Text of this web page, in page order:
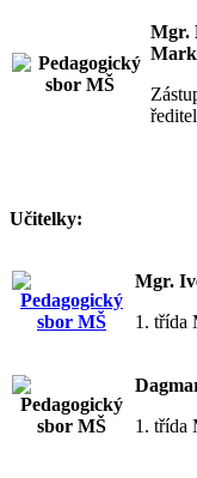
Mgr.
Mgr.
1. třída
1. třída